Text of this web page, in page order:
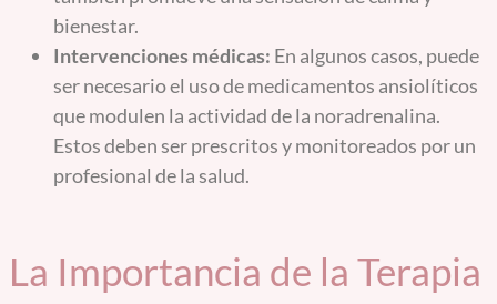
bienestar.
Intervenciones médicas: En algunos casos, puede
ser necesario el uso de medicamentos ansiolíticos
que modulen la actividad de la noradrenalina.
Estos deben ser prescritos y monitoreados por un
profesional de la salud.
La Importancia de la Terapia